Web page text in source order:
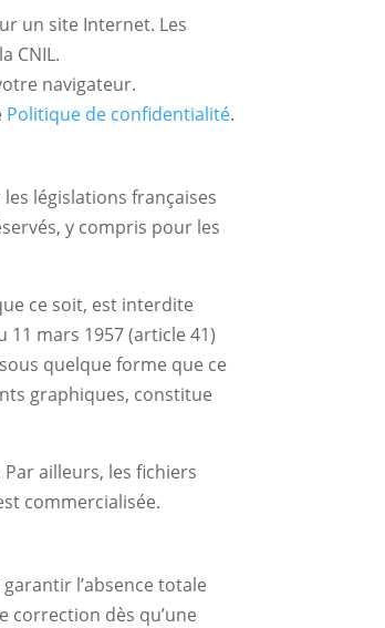
un site Internet. Les
CNIL.
navigateur.
Politique de confidentialité.
législations françaises
y compris pour les
ce soit, est interdite
mars 1957 (article 41)
quelque forme que ce
graphiques, constitue
ailleurs, les fichiers
commercialisée.
l’absence totale
correction dès qu’une